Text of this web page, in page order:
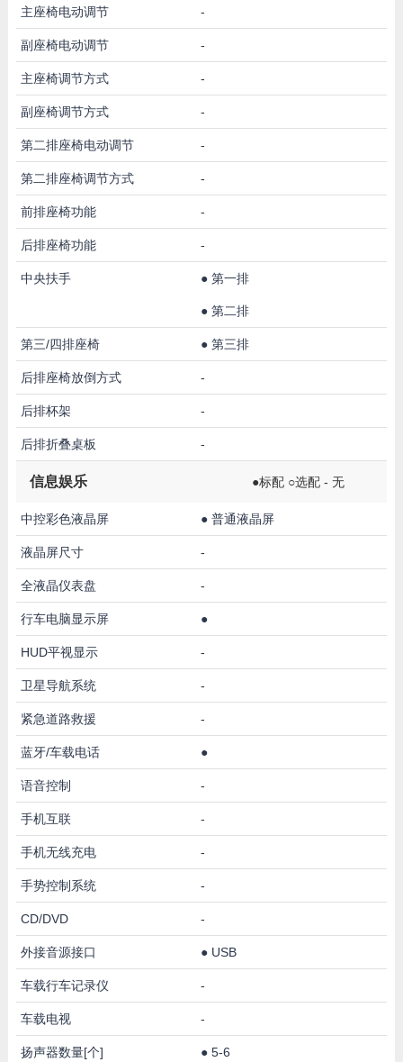
主座椅电动调节 -
副座椅电动调节 -
主座椅调节方式 -
副座椅调节方式 -
第二排座椅电动调节 -
第二排座椅调节方式 -
前排座椅功能 -
后排座椅功能 -
中央扶手 ● 第一排
● 第二排
第三/四排座椅 ● 第三排
后排座椅放倒方式 -
后排杯架 -
后排折叠桌板 -
信息娱乐 ●标配 ○选配 - 无
中控彩色液晶屏 ● 普通液晶屏
液晶屏尺寸 -
全液晶仪表盘 -
行车电脑显示屏 ●
HUD平视显示 -
卫星导航系统 -
紧急道路救援 -
蓝牙/车载电话 ●
语音控制 -
手机互联 -
手机无线充电 -
手势控制系统 -
CD/DVD -
外接音源接口 ● USB
车载行车记录仪 -
车载电视 -
扬声器数量[个] ● 5-6